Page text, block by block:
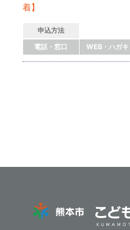
着】
申込方法
電話・窓口
WEB・ハガキ